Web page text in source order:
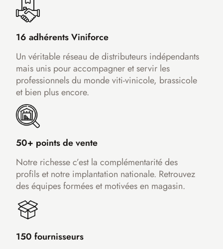
16 adhérents Viniforce
Un véritable réseau de distributeurs indépendants
mais unis pour accompagner et servir les
professionnels du monde viti-vinicole, brassicole
et bien plus encore.
50+ points de vente
Notre richesse c’est la complémentarité des
profils et notre implantation nationale. Retrouvez
des équipes formées et motivées en magasin.
150 fournisseurs